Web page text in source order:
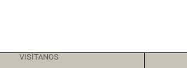
VISÍTANOS